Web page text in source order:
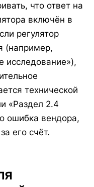
что ответ на
включён в
регулятор
(например,
исследование»),
технической
«Раздел 2.4
ошибка вендора,
его счёт.